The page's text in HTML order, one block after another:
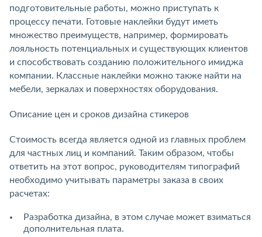
подготовительные работы, можно приступать к
процессу печати. Готовые наклейки будут иметь
множество преимуществ, например, формировать
лояльность потенциальных и существующих клиентов
и способствовать созданию положительного имиджа
компании. Классные наклейки можно также найти на
мебели, зеркалах и поверхностях оборудования.
Описание цен и сроков дизайна стикеров
Стоимость всегда является одной из главных проблем
для частных лиц и компаний. Таким образом, чтобы
ответить на этот вопрос, руководителям типографий
необходимо учитывать параметры заказа в своих
расчетах:
Разработка дизайна, в этом случае может взиматься
дополнительная плата.